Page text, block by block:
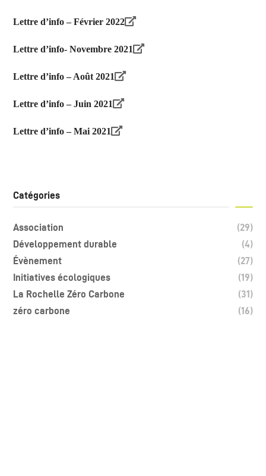
Lettre d’info – Février 2022
Lettre d’info- Novembre 2021
Lettre d’info – Août 2021
Lettre d’info – Juin 2021
Lettre d’info – Mai 2021
Catégories
Association
(29)
Développement durable
(4)
Évènement
(27)
Initiatives écologiques
(19)
La Rochelle Zéro Carbone
(31)
zéro carbone
(16)